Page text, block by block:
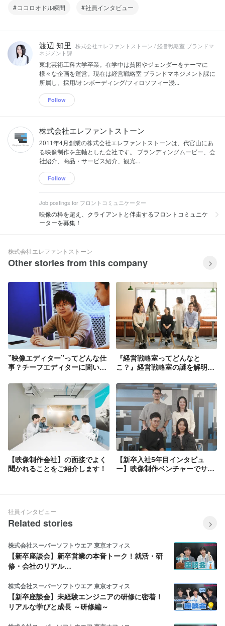
ココロオドル瞬間 社員インタビュー
渡辺 知里
株式会社エレファントストーン / 経営戦略室 ブランドマ
ネジメント課
東北芸術工科大学卒業。在学中は貧困やジェンダーをテーマに
様々な企画を運営。現在は経営戦略室 ブランドマネジメント課に
所属し、採用/オンボーディング/フィロソフィー浸...
Follow
株式会社エレファントストーン
2011年4月創業の株式会社エレファントストーンは、代官山にあ
る映像制作を主軸とした会社です。 ブランディングムービー、会
社紹介、商品・サービス紹介、観光...
Follow
Job postings for フロントコミュニケーター
映像の枠を超え、クライアントと伴走するフロントコミュニケ
ーターを募集！
株式会社エレファントストーン
Other stories from this company
”映像エディター”ってどんな仕
事？チーフエディターに聞いて
山勇樹】
『経営戦略室ってどんなと
こ？』経営戦略室の謎を解明し
【映像制作会社】の面接でよく
聞かれることをご紹介します！
【新卒入社5年目インタビュ
ー】映像制作ベンチャーでサブ
社員インタビュー
Related stories
株式会社スーパーソフトウエア 東京オフィス
【新卒座談会】新卒営業の本音トーク！就活・研
修・会社のリアル…
株式会社スーパーソフトウエア 東京オフィス
【新卒座談会】未経験エンジニアの研修に密着！
リアルな学びと成長 ～研修編～